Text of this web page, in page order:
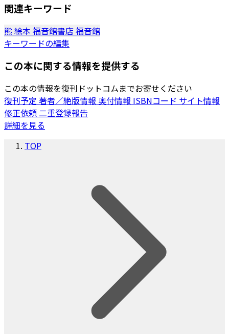
関連キーワード
熊絵本 福音館書店福音館
キーワードの編集
この本に関する情報を提供する
この本の情報を復刊ドットコムまでお寄せください
復刊予定 著者／絶版情報 奥付情報 ISBNコード サイト情報
修正依頼二重登録報告
詳細を見る
TOP